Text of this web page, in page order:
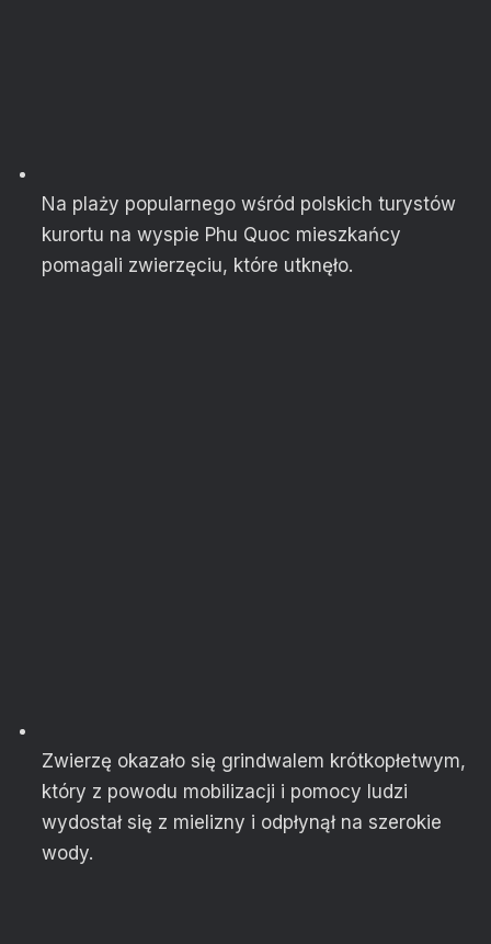
Na plaży popularnego wśród polskich turystów
kurortu na wyspie Phu Quoc mieszkańcy
pomagali zwierzęciu, które utknęło.
Zwierzę okazało się grindwalem krótkopłetwym,
który z powodu mobilizacji i pomocy ludzi
wydostał się z mielizny i odpłynął na szerokie
wody.